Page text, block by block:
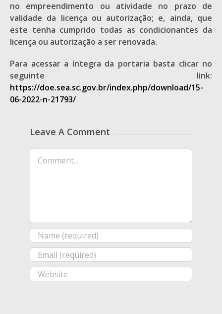
no empreendimento ou atividade no prazo de
validade da licença ou autorização; e, ainda, que
este tenha cumprido todas as condicionantes da
licença ou autorização a ser renovada.
Para acessar a íntegra da portaria basta clicar no
seguinte link:
https://doe.sea.sc.gov.br/index.php/download/15-
06-2022-n-21793/
Leave A Comment
Comment